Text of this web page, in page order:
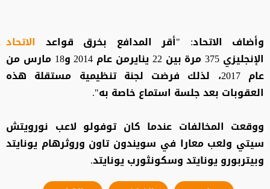
وأضاف الاتحاد: "أقر المدافع بخرق قواعد الاتحاد
الإنجليزي 375 مرة بين 22 ينايرمن عام 2014 و18 مارس من
عام 2017، لذلك فرضت لجنة تنظيمية مستقلة هذه
العقوبات بعد جلسة استماع خاصة به".
ووقعت المخالفات عندما كان توفولو لاعب نورويتش
سيتي ولعب معارا في سويندون تاون وروثرهام يونايتد
وبيتربورو يونايتد وسكونثورب يونايتد.